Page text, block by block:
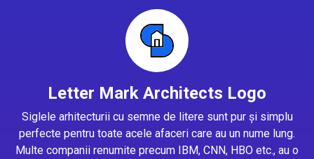
Letter Mark Architects Logo
Siglele arhitecturii cu semne de litere sunt pur și simplu
perfecte pentru toate acele afaceri care au un nume lung.
Multe companii renumite precum IBM, CNN, HBO etc., au o